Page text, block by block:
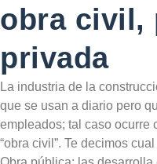
obra civil,
privada
La industria de la
que se usan a diario pero
empleados; tal caso ocurre
“obra civil”. Te decimos